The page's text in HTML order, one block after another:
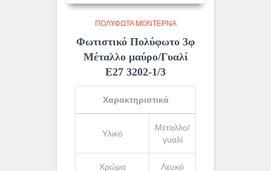
ΠΟΛΎΦΩΤΑ ΜΟΝΤΈΡΝΑ
Φωτιστικό Πολύφωτο 3φ
Μέταλλο μαύρο/Γυαλί
Ε27 3202-1/3
Χαρακτηριστικά
Υλικό
Μέταλλο/
γυαλί
Χρώμα Λευκό